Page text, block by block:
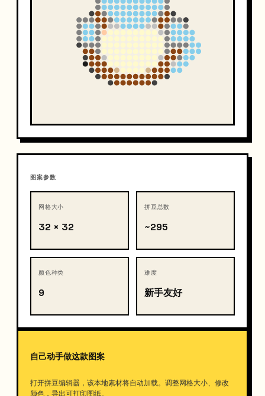
图案参数
网格大小
32 × 32
拼豆总数
~295
颜色种类
9
难度
新手友好
自己动手做这款图案
打开拼豆编辑器，该本地素材将自动加载。调整网格大小、修改
颜色，导出可打印图纸。